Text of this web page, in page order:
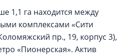
1,1 га находится между
комплексами «Сити
пр., 19, корпус 3),
«Пионерская». Актив